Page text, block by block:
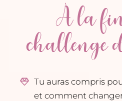
À la
challenge
Tu auras compris
et comment